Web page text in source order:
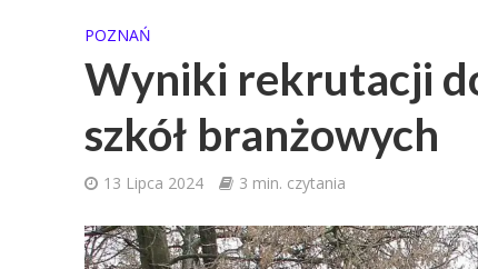
POZNAŃ
Wyniki rekrutacji
szkół branżowych
13 Lipca 2024 3 min. czytania